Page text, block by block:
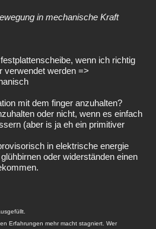
in mechanische Kraft
wenn ich richtig
verwendet werden =>
mit dem finger anzuhalten?
oder nicht, wenn es einfach
(aber is ja eh ein primitiver
in elektrische energie
oder widerständen einen
Erfahrungen mehr macht stagniert. Wer